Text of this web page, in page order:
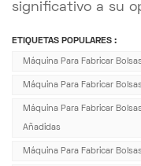
significativo a su
ETIQUETAS POPULARES :
Máquina Para Fabricar
Máquina Para Fabricar
Máquina Para Fabricar
Añadidas
Máquina Para Fabricar